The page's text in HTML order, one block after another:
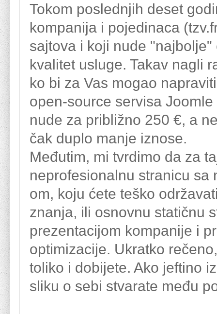
Tokom poslednjih deset
kompanija i pojedinaca
sajtova i koji nude
kvalitet usluge. Takav nagli
ko bi za Vas mogao
open-source servisa
nude za približno 250 €, a
čak duplo manje iznose.
Međutim, mi tvrdimo da za
neprofesionalnu stranicu sa
om, koju ćete teško
znanja, ili osnovnu statičnu
prezentacijom kompanije i
optimizacije. Ukratko
toliko i dobijete. Ako jeftino
sliku o sebi stvarate među